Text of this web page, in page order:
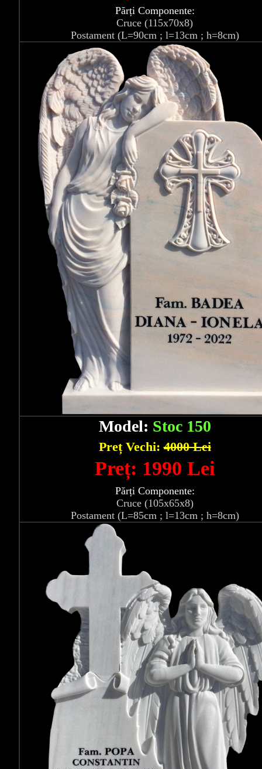
Părți Componente:
Cruce (115x70x8)
Postament (L=90cm ; l=13cm ; h=8cm)
Model: Stoc 150
Preț Vechi:4000 Lei
Preț: 1990 Lei
Părți Componente:
Cruce (105x65x8)
Postament (L=85cm ; l=13cm ; h=8cm)